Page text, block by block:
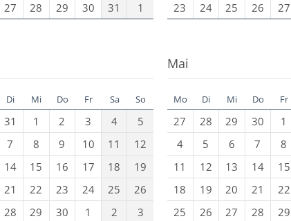
27 28 29 30 31 1
23
24 25 26 27
Di Mi Do Fr Sa So
31 1 2 3 4
5
7 8 9 10 11
12
14 15 16 17 18
19
21 22 23 24 25
26
28 29 30 1 2 3
Mai
Mo Di Mi Do Fr
27 28 29 30 1
4
5 6 7 8
11
12 13 14 15
18
19 20 21 22
25
26 27 28 29